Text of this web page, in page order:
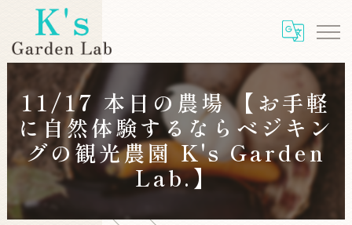
11/17 本日の農場 【お手軽
に自然体験するならベジキン
グの観光農園 K's Garden
Lab.】